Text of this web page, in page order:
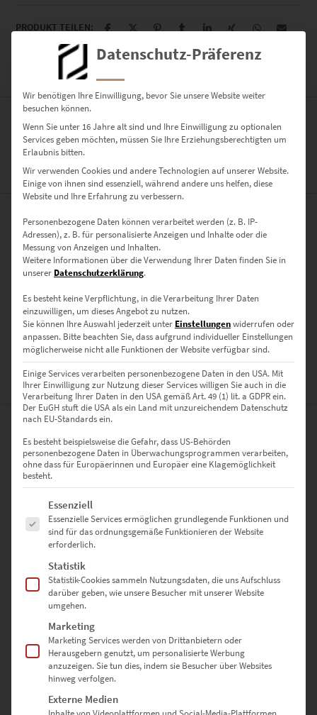
PRODUKT TEILEN:
BESCHREIBUNG
Die Stadtbibliothek in Stuttgart
ZUSÄTZLICHE INFORMATIONEN
PRODUKT BESONDERHEITEN
AUSFÜHRUNG
Poster, Leinwand auf Keilrahmen, Acrylglas
GRÖSSE
30 x 20 cm, 45 x 30 cm, 60 x 40 cm, 75 x 50 cm, 90 x 60 cm, 120 x 80
cm, 135 x 90 cm, 150 x 100 cm, 40 x 40 cm, 50 x 50 cm, 60 x 60 cm, 70 x
70 cm, 80 x 80 cm, 90 x 90 cm, 100 x 100 cm
BEWERTUNGEN (0)
Bewertungen
Es gibt noch keine Bewertungen.
0 0 Bewertungen
Datenschutz-Präferenz
Wir benötigen Ihre Einwilligung, bevor Sie unsere Website weiter
besuchen können.
Wenn Sie unter 16 Jahre alt sind und Ihre Einwilligung zu optionalen
Services geben möchten, müssen Sie Ihre Erziehungsberechtigten um
Erlaubnis bitten.
Wir verwenden Cookies und andere Technologien auf unserer Website.
Einige von ihnen sind essenziell, während andere uns helfen, diese
Website und Ihre Erfahrung zu verbessern.
Personenbezogene Daten können verarbeitet werden (z. B. IP-
Adressen), z. B. für personalisierte Anzeigen und Inhalte oder die
Messung von Anzeigen und Inhalten.
Weitere Informationen über die Verwendung Ihrer Daten finden Sie in
unserer Datenschutzerklärung.
Es besteht keine Verpflichtung, in die Verarbeitung Ihrer Daten
einzuwilligen, um dieses Angebot zu nutzen.
Sie können Ihre Auswahl jederzeit unter Einstellungenwiderrufen oder
anpassen. Bitte beachten Sie, dass aufgrund individueller Einstellungen
möglicherweise nicht alle Funktionen der Website verfügbar sind.
Einige Services verarbeiten personenbezogene Daten in den USA. Mit
Ihrer Einwilligung zur Nutzung dieser Services willigen Sie auch in die
Verarbeitung Ihrer Daten in den USA gemäß Art. 49 (1) lit. a GDPR ein.
Der EuGH stuft die USA als ein Land mit unzureichendem Datenschutz
nach EU-Standards ein.
Es besteht beispielsweise die Gefahr, dass US-Behörden
personenbezogene Daten in Überwachungsprogrammen verarbeiten,
ohne dass für Europäerinnen und Europäer eine Klagemöglichkeit
besteht.
Es folgt eine Liste der Service-Gruppen, für die eine Einwilligung
Essenziell
Essenzielle Services ermöglichen grundlegende Funktionen und
sind für das ordnungsgemäße Funktionieren der Website
erforderlich.
Statistik
Statistik-Cookies sammeln Nutzungsdaten, die uns Aufschluss
darüber geben, wie unsere Besucher mit unserer Website
umgehen.
Marketing
Marketing Services werden von Drittanbietern oder
Herausgebern genutzt, um personalisierte Werbung
anzuzeigen. Sie tun dies, indem sie Besucher über Websites
hinweg verfolgen.
Externe Medien